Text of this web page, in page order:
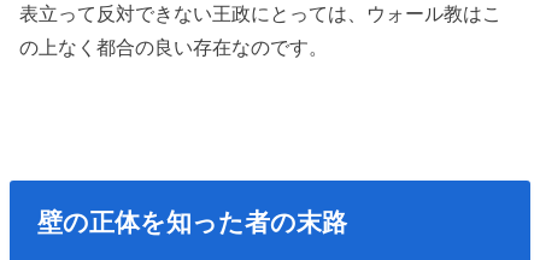
表立って反対できない王政にとっては、ウォール教はこ
の上なく都合の良い存在なのです。
壁の正体を知った者の末路